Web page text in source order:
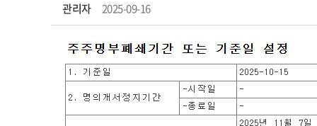
관리자 2025-09-16